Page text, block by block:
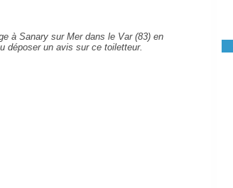
à Sanary sur Mer dans le Var (83) en
déposer un avis sur ce toiletteur.